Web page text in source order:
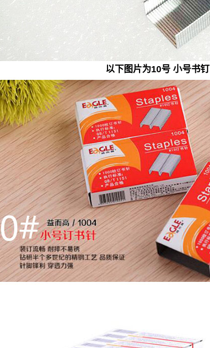
以下图片为10号 小号书钉